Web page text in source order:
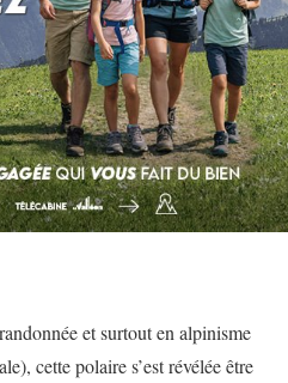
et surtout en alpinisme
cette polaire s’est révélée être